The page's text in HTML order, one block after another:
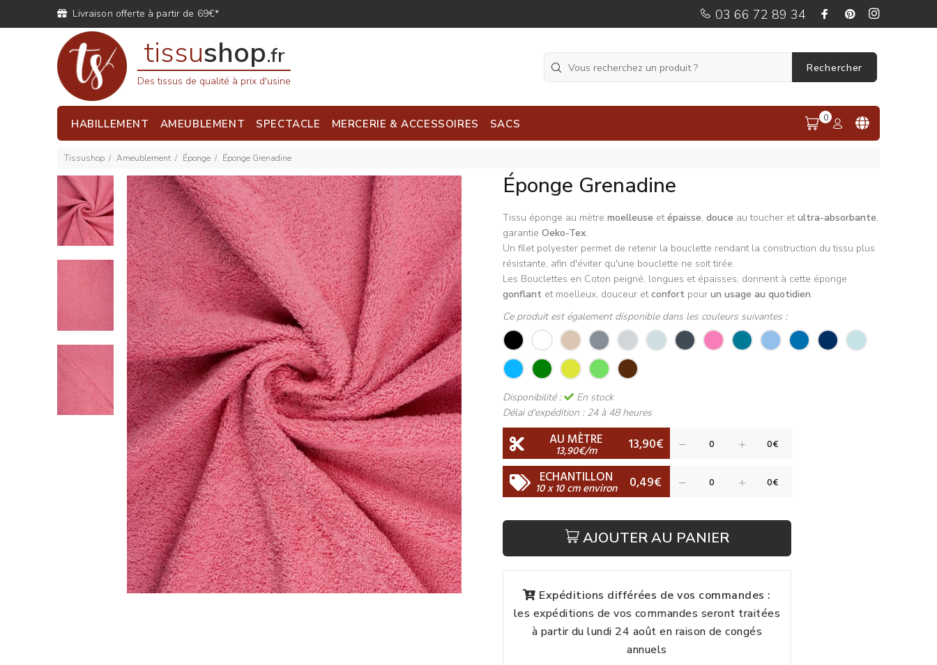
Livraison offerte à partir de 69€* 03 66 72 89 34
tissushop.fr
Des tissus de qualité à prix d'usine
Rechercher
HABILLEMENT AMEUBLEMENT SPECTACLE MERCERIE & ACCESSOIRES SACS 0
Tissushop Ameublement Éponge Éponge Grenadine
Éponge Grenadine
Tissu éponge au mètre moelleuse etépaisse, douce au toucher etultra-absorbante,
garantie Oeko-Tex.
Un filet polyester permet de retenir la bouclette rendant la construction du tissu plus
résistante, afin d'éviter qu'une bouclette ne soit tirée.
Les Bouclettes en Coton peigné, longues et épaisses, donnent à cette éponge
gonflant et moelleux, douceur etconfort pour un usage au quotidien.
Ce produit est également disponible dans les couleurs suivantes :
Disponibilité :
En stock
Délai d'expédition : 24 à 48 heures
AU MÈTRE
13,90€/m 13,90€
ECHANTILLON
10 x 10 cm environ 0,49€
AJOUTER AU PANIER
Expéditions différées de vos commandes :
les expéditions de vos commandes seront traitées
à partir du lundi 24 août en raison de congés
annuels